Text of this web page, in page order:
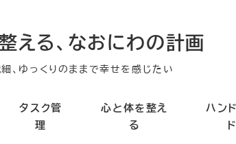
える、なおにわの計画
、ゆっくりのままで幸せを感じたい
タスク管
理
心と体を整え
る
ハン